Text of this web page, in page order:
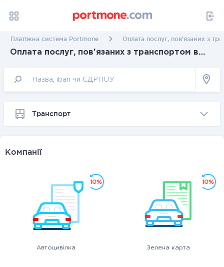
Платіжна система Portmone Оплата послуг, пов'язаних з
Оплата послуг, пов'язаних з транспортом в
Транспорт
Компанії
Автоцивілка
10%
Зелена карта
10%